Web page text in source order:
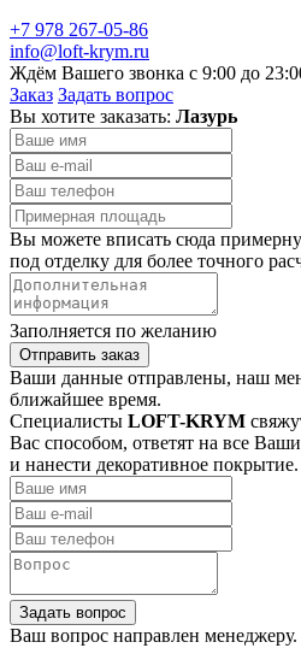
+7 978 267-05-86
info@loft-krym.ru
Ждём Вашего звонка с 9:00 до
Заказ Задать вопрос
Вы хотите заказать: Лазурь
Вы можете вписать сюда
под отделку для более точного
Заполняется по желанию
Отправить заказ
Ваши данные отправлены, наш
ближайшее время.
Специалисты LOFT-KRYM
Вас способом, ответят на все
и нанести декоративное покрытие.
Задать вопрос
Ваш вопрос направлен